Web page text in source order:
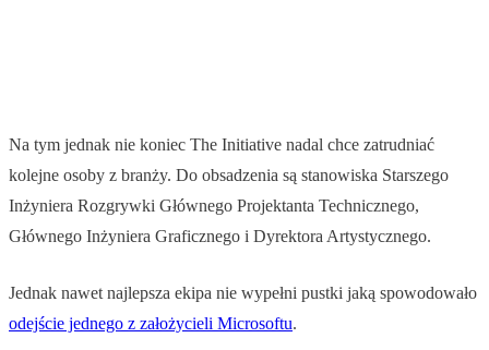
Na tym jednak nie koniec The Initiative nadal chce zatrudniać
kolejne osoby z branży. Do obsadzenia są stanowiska Starszego
Inżyniera Rozgrywki Głównego Projektanta Technicznego,
Głównego Inżyniera Graficznego i Dyrektora Artystycznego.
Jednak nawet najlepsza ekipa nie wypełni pustki jaką spowodowało
odejście jednego z założycieli Microsoftu.